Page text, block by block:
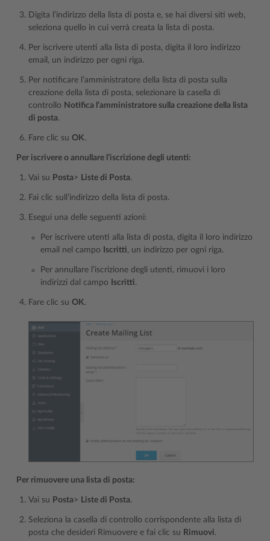
Digita l’indirizzo della lista di posta e, se hai diversi siti web,
seleziona quello in cui verrà creata la lista di posta.
Per iscrivere utenti alla lista di posta, digita il loro indirizzo
email, un indirizzo per ogni riga.
Per notificare l’amministratore della lista di posta sulla
creazione della lista di posta, selezionare la casella di
controllo Notifica l’amministratore sulla creazione della lista
di posta.
Fare clic su OK.
Per iscrivere o annullare l’iscrizione degli utenti:
Vai su Posta> Liste di Posta.
Fai clic sull’indirizzo della lista di posta.
Esegui una delle seguenti azioni:
Per iscrivere utenti alla lista di posta, digita il loro indirizzo
email nel campo
Iscritti, un indirizzo per ogni riga.
Per annullare l’iscrizione degli utenti, rimuovi i loro
indirizzi dal campo
Iscritti.
Fare clic su OK.
Per rimuovere una lista di posta:
Vai su Posta> Liste di Posta.
Seleziona la casella di controllo corrispondente alla lista di
posta che desideri Rimuovere e fai clic su Rimuovi.